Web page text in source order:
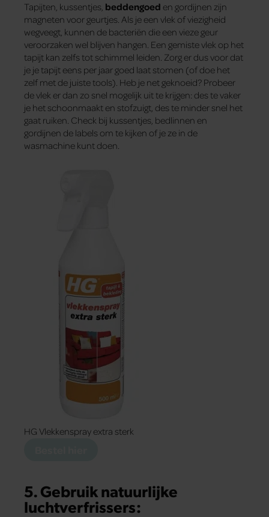
Tapijten, kussentjes, beddengoed en gordijnen zijn
magneten voor geurtjes. Als je een vlek of viezigheid
wegveegt, kunnen de bacteriën die een vieze geur
veroorzaken wel blijven hangen. Een gemiste vlek op het
tapijt kan zelfs tot schimmel leiden. Zorg er dus voor dat
je je tapijt eens per jaar goed laat stomen (of doe het
zelf met de juiste tools). Heb je net geknoeid? Probeer
de vlek er dan zo snel mogelijk uit te krijgen: des te vaker
je het schoonmaakt en stofzuigt, des te minder snel het
gaat ruiken. Check bij kussentjes, bedlinnen en
gordijnen de labels om te kijken of je ze in de
wasmachine kunt doen.
HG Vlekkenspray extra sterk
5. Gebruiknatuurlijke
luchtverfrissers: